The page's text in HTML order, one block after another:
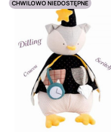
CHWILOWO NIEDOSTĘPNE